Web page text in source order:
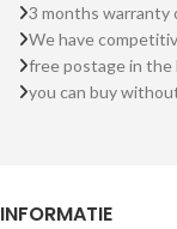
3 months warranty
We have
free postage in the
you can buy
INFORMATIE